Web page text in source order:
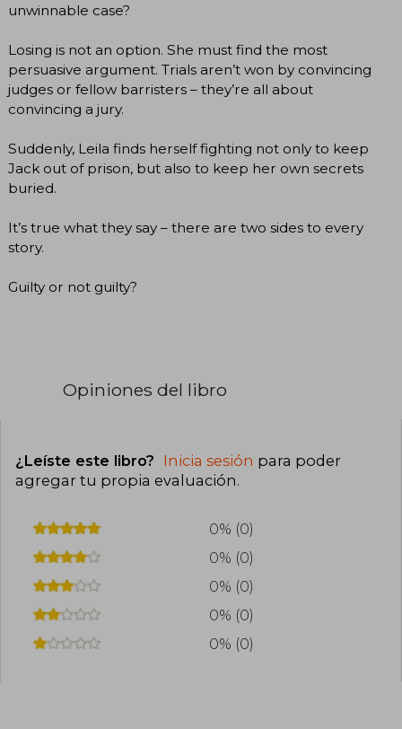
unwinnable case?
Losing is not an option. She must find the most
persuasive argument. Trials aren’t won by convincing
judges or fellow barristers – they’re all about
convincing a jury.
Suddenly, Leila finds herself fighting not only to keep
Jack out of prison, but also to keep her own secrets
buried.
It’s true what they say – there are two sides to every
story.
Guilty or not guilty?
Opiniones del libro
¿Leíste este libro? Inicia sesión para poder
agregar tu propia evaluación.
0% (0)
0% (0)
0% (0)
0% (0)
0% (0)